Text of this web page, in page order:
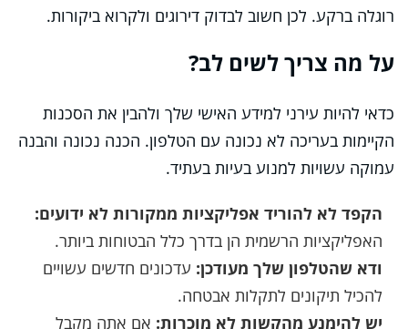
רוגלה ברקע. לכן חשוב לבדוק דירוגים ולקרוא ביקורות.
על מה צריך לשים לב?
כדאי להיות עירני למידע האישי שלך ולהבין את הסכנות
הקיימות בעריכה לא נכונה עם הטלפון. הכנה נכונה והבנה
עמוקה עשויות למנוע בעיות בעתיד.
הקפד לא להוריד אפליקציות ממקורות לא ידועים:
האפליקציות הרשמית הן בדרך כלל הבטוחות ביותר.
ודא שהטלפון שלך מעודכן: עדכונים חדשים עשויים
להכיל תיקונים לתקלות אבטחה.
יש להימנע מהקשות לא מוכרות: אם אתה מקבל